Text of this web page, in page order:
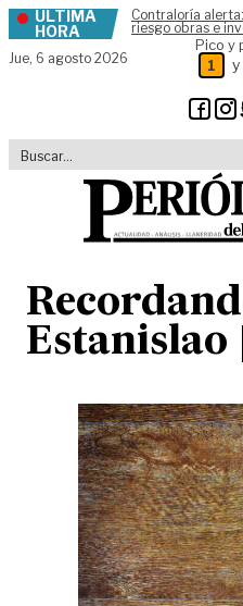
Skip to content
ÚLTIMA
HORA
Contraloría
riesgo obras e
Jue, 6 agosto 2026
Pico y
1 y
Estanislao